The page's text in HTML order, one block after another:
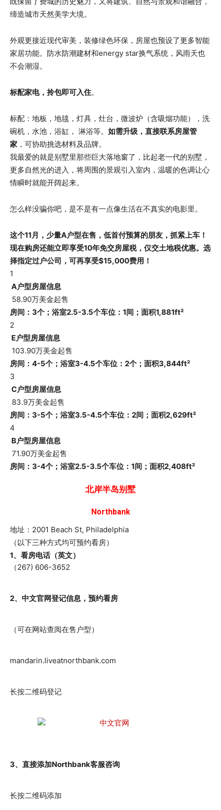
缔造城市天然美学大境。
外观更接近现代审美，装修绿色环保，房屋也预设了更多智能
家居功能。防水防潮建材和energy star换气系统，风雨天也
不会潮湿。
标配家电，拎包即可入住。
标配：地板，地毯，灯具，灶台，微波炉（含吸烟功能），洗
碗机，水池，浴缸， 淋浴等。 如需升级，直接联系房屋管
家 ，可协助挑选材料及品牌。
我最爱的就是别墅里那些巨大落地窗了，比起老一代的别墅，
更多自然光的进入，将周围的景观引入室内，温暖的色调让心
情瞬时就能开阔起来。
怎么样没骗你吧，是不是有一点像生活在不真实的电影里。
这个11月，少量A户型在售，低首付预算的朋友，抓紧上车！
现在购房还能立即享受10年免交房屋税，仅交土地税优惠。选
择指定过户公司，可再享受$15,000费用！
1
A户型房屋信息
58.90万美金起售
房间：3个；浴室2.5-3.5个车位：1间；面积1,881ft²
2
E户型房屋信息
103.90万美金起售
房间：4-5个；浴室3-4.5个车位：2个；面积3,844ft²
3
C户型房屋信息
83.9万美金起售
房间：3-5个；浴室3.5-4.5个车位：2间；面积2,629ft²
4
B户型房屋信息
71.90万美金起售
房间：3-4个；浴室2.5-3.5个车位：1间；面积2,408ft²
北岸半岛别墅
Northbank
地址：2001 Beach St, Philadelphia
（以下三种方式均可预约看房）
1、看房电话（英文）
（267) 606-3652
2、中文官网登记信息，预约看房
（可在网站查阅在售户型）
mandarin.liveatnorthbank.com
长按二维码登记
3、直接添加Northbank客服咨询
长按二维码添加